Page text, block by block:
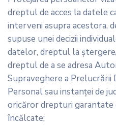
dreptul de acces la datele
interveni asupra acestora,
supuse unei decizii
datelor, dreptul la
dreptul de a se adresa
Supraveghere a
Personal sau instanţei de
oricăror drepturi garantate
încălcate;